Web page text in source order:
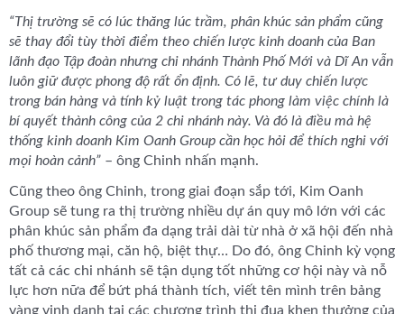
“Thị trường sẽ có lúc thăng lúc trầm, phân khúc sản phẩm cũng
sẽ thay đổi tùy thời điểm theo chiến lược kinh doanh của Ban
lãnh đạo Tập đoàn nhưng chi nhánh Thành Phố Mới và Dĩ An vẫn
luôn giữ được phong độ rất ổn định. Có lẽ, tư duy chiến lược
trong bán hàng và tính kỷ luật trong tác phong làm việc chính là
bí quyết thành công của 2 chi nhánh này. Và đó là điều mà hệ
thống kinh doanh Kim Oanh Group cần học hỏi để thích nghi với
mọi hoàn cảnh” – ông Chinh nhấn mạnh.
Cũng theo ông Chinh, trong giai đoạn sắp tới, Kim Oanh
Group sẽ tung ra thị trường nhiều dự án quy mô lớn với các
phân khúc sản phẩm đa dạng trải dài từ nhà ở xã hội đến nhà
phố thương mại, căn hộ, biệt thự… Do đó, ông Chinh kỳ vọng
tất cả các chi nhánh sẽ tận dụng tốt những cơ hội này và nỗ
lực hơn nữa để bứt phá thành tích, viết tên mình trên bảng
vàng vinh danh tại các chương trình thi đua khen thưởng của